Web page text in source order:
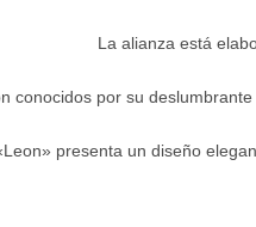
La alianza está
conocidos por su
presenta un diseño